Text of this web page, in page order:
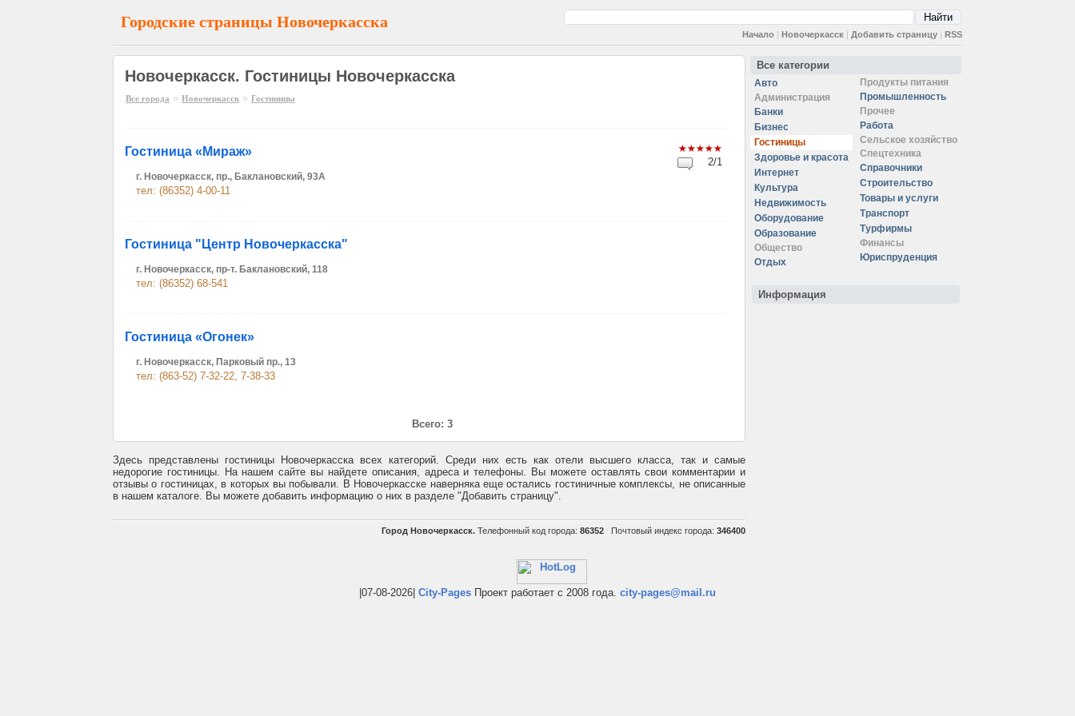
Городские страницы Новочеркасска
Начало | Новочеркасск | Добавить страницу | RSS
Новочеркасск. Гостиницы Новочеркасска
Все города » Новочеркасск » Гостиницы
2/1
Гостиница «Мираж»
г. Новочеркасск, пр., Баклановский, 93А
тел: (86352) 4-00-11
Гостиница "Центр Новочеркасска"
г. Новочеркасск, пр-т. Баклановский, 118
тел: (86352) 68-541
Гостиница «Огонек»
г. Новочеркасск, Парковый пр., 13
тел: (863-52) 7-32-22, 7-38-33
Всего: 3
Здесь представлены гостиницы Новочеркасска всех категорий. Среди них есть как отели высшего класса, так и самые
недорогие гостиницы. На нашем сайте вы найдете описания, адреса и телефоны. Вы можете оставлять свои комментарии и
отзывы о гостиницах, в которых вы побывали. В Новочеркасске наверняка еще остались гостиничные комплексы, не описанные
в нашем каталоге. Вы можете добавить информацию о них в разделе "Добавить страницу".
Город Новочеркасск. Телефонный код города: 86352 Почтовый индекс города: 346400
Все категории
Авто
Администрация
Банки
Бизнес
Гостиницы
Здоровье и красота
Интернет
Культура
Недвижимость
Оборудование
Образование
Общество
Отдых
Продукты питания
Промышленность
Прочее
Работа
Сельское хозяйство
Спецтехника
Справочники
Строительство
Товары и услуги
Транспорт
Турфирмы
Финансы
Юриспруденция
Информация
|07-08-2026| City-Pages Проект работает с 2008 года. city-pages@mail.ru